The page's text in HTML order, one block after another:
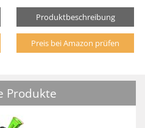
Produktbeschreibung
Preis bei Amazon prüfen
Produkte